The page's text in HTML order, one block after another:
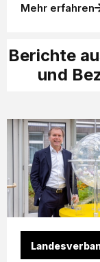
Mehr erfahren
Berichte
und